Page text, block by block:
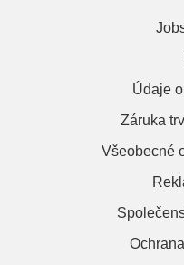
Údaje
Záruka
Všeobecné